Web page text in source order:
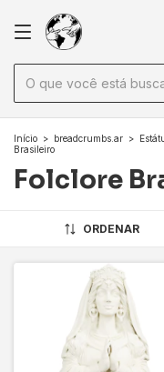
Início > breadcrumbs.ar >
Brasileiro
Folclore
ORDENAR